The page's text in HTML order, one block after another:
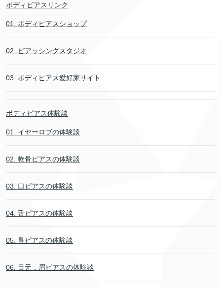
ボディピアスリンク
01. ボディピアスショップ
02. ピアッシングスタジオ
03. ボディピアス愛好家サイト
ボディピアス体験談
01. イヤーロブの体験談
02. 軟骨ピアスの体験談
03. 口ピアスの体験談
04. 舌ピアスの体験談
05. 鼻ピアスの体験談
06. 目元．眉ピアスの体験談